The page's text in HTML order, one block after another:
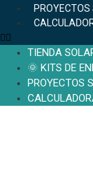
PROYECTOS
TIENDA
🌞 KITS DE
PROYECTOS